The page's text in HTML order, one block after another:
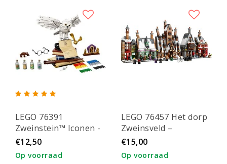
LEGO 76391
Zweinstein™ Iconen -
verzamelobjecten
€12,50
Op voorraad
LEGO 76457 Het dorp
Zweinsveld –
Verzameleditie
€15,00
Op voorraad